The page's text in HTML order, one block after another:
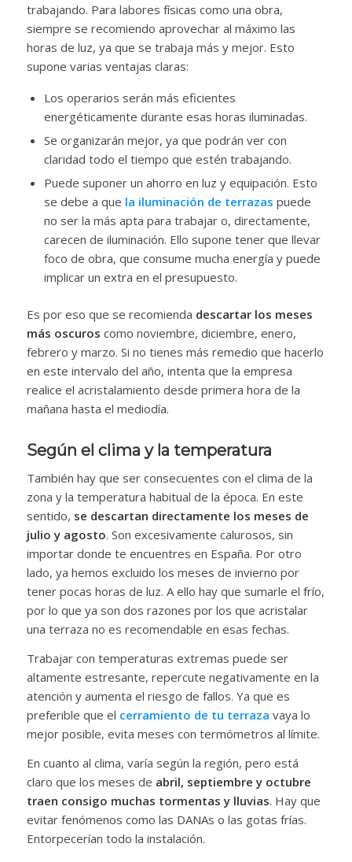
trabajando. Para labores físicas como una obra,
siempre se recomiendo aprovechar al máximo las
horas de luz, ya que se trabaja más y mejor. Esto
supone varias ventajas claras:
Los operarios serán más eficientes
energéticamente durante esas horas iluminadas.
Se organizarán mejor, ya que podrán ver con
claridad todo el tiempo que estén trabajando.
Puede suponer un ahorro en luz y equipación. Esto
se debe a que la iluminación de terrazas puede
no ser la más apta para trabajar o, directamente,
carecen de iluminación. Ello supone tener que llevar
foco de obra, que consume mucha energía y puede
implicar un extra en el presupuesto.
Es por eso que se recomienda descartar los meses
más oscuros como noviembre, diciembre, enero,
febrero y marzo. Si no tienes más remedio que hacerlo
en este intervalo del año, intenta que la empresa
realice el acristalamiento desde primera hora de la
mañana hasta el mediodía.
Según el clima y la temperatura
También hay que ser consecuentes con el clima de la
zona y la temperatura habitual de la época. En este
sentido, se descartan directamente los meses de
julio y agosto. Son excesivamente calurosos, sin
importar donde te encuentres en España. Por otro
lado, ya hemos excluido los meses de invierno por
tener pocas horas de luz. A ello hay que sumarle el frío,
por lo que ya son dos razones por los que acristalar
una terraza no es recomendable en esas fechas.
Trabajar con temperaturas extremas puede ser
altamente estresante, repercute negativamente en la
atención y aumenta el riesgo de fallos. Ya que es
preferible que el cerramiento de tu terraza vaya lo
mejor posible, evita meses con termómetros al límite.
En cuanto al clima, varía según la región, pero está
claro que los meses de abril, septiembre y octubre
traen consigo muchas tormentas y lluvias. Hay que
evitar fenómenos como las DANAs o las gotas frías.
Entorpecerían todo la instalación.